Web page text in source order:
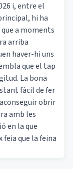
i, entre el
hi ha
a moments
arriba
haver-hi uns
que el tap
La bona
fàcil de fer
obrir
amb les
en la que
que la feina